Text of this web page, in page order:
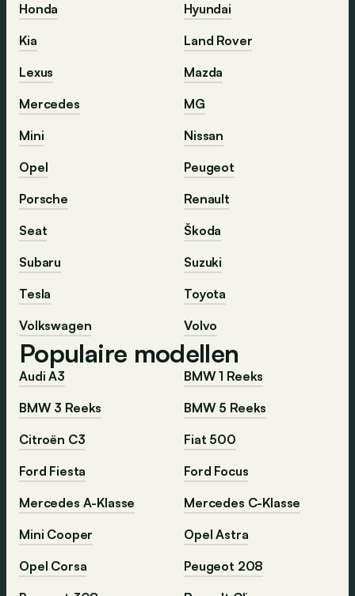
Honda
Hyundai
Kia
Land Rover
Lexus
Mazda
Mercedes
MG
Mini
Nissan
Opel
Peugeot
Porsche
Renault
Seat
Škoda
Subaru
Suzuki
Tesla
Toyota
Volkswagen
Volvo
Populaire modellen
Audi A3
BMW 1 Reeks
BMW 3 Reeks
BMW 5 Reeks
Citroën C3
Fiat 500
Ford Fiesta
Ford Focus
Mercedes A-Klasse
Mercedes C-Klasse
Mini Cooper
Opel Astra
Opel Corsa
Peugeot 208